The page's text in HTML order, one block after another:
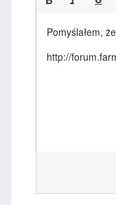
Pomyślałem,
http://